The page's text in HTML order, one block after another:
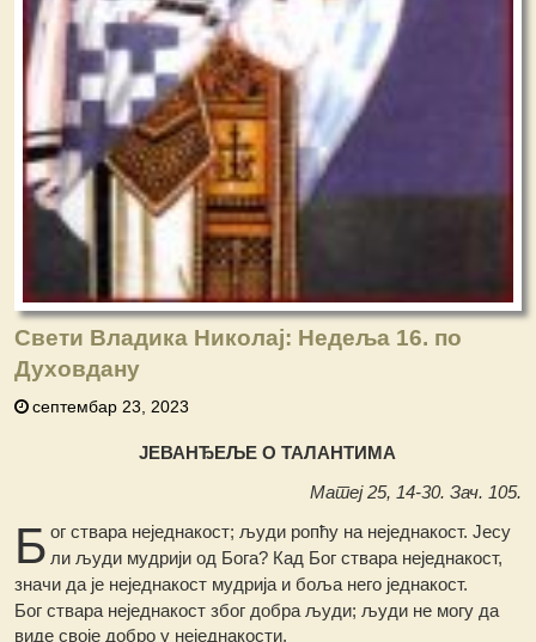
Свети Владика Николај: Недеља 16. по
Духовдану
септембар 23, 2023
ЈЕВАНЂЕЉЕ О ТАЛАНТИМА
Матеј 25, 14-30. Зач. 105.
Б ог ствара неједнакост; људи ропћу на неједнакост. Јесу
ли људи мудрији од Бога? Кад Бог ствара неједнакост,
значи да је неједнакост мудрија и боља него једнакост.
Бог ствара неједнакост због добра људи; људи не могу да
виде своје добро у неједнакости.